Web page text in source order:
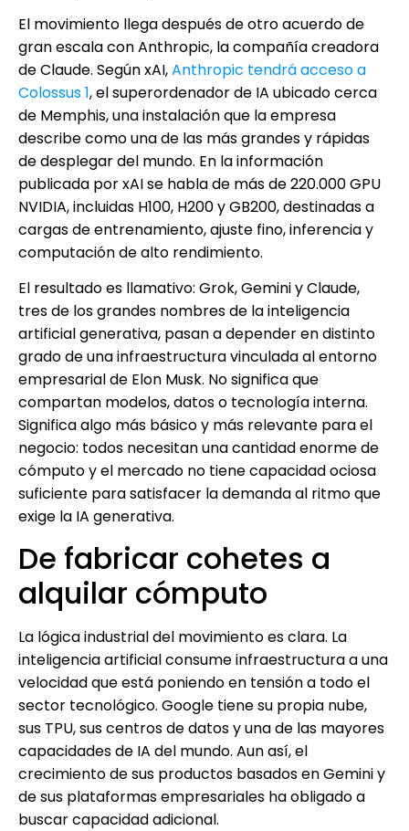
El movimiento llega después de otro acuerdo de
gran escala con Anthropic, la compañía creadora
de Claude. Según xAI,Anthropic tendrá acceso a
Colossus 1, el superordenador de IA ubicado cerca
de Memphis, una instalación que la empresa
describe como una de las más grandes y rápidas
de desplegar del mundo. En la información
publicada por xAI se habla de más de 220.000 GPU
NVIDIA, incluidas H100, H200 y GB200, destinadas a
cargas de entrenamiento, ajuste fino, inferencia y
computación de alto rendimiento.
El resultado es llamativo: Grok, Gemini y Claude,
tres de los grandes nombres de la inteligencia
artificial generativa, pasan a depender en distinto
grado de una infraestructura vinculada al entorno
empresarial de Elon Musk. No significa que
compartan modelos, datos o tecnología interna.
Significa algo más básico y más relevante para el
negocio: todos necesitan una cantidad enorme de
cómputo y el mercado no tiene capacidad ociosa
suficiente para satisfacer la demanda al ritmo que
exige la IA generativa.
De fabricar cohetes a
alquilar cómputo
La lógica industrial del movimiento es clara. La
inteligencia artificial consume infraestructura a una
velocidad que está poniendo en tensión a todo el
sector tecnológico. Google tiene su propia nube,
sus TPU, sus centros de datos y una de las mayores
capacidades de IA del mundo. Aun así, el
crecimiento de sus productos basados en Gemini y
de sus plataformas empresariales ha obligado a
buscar capacidad adicional.